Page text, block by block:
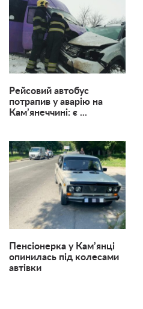
Рейсовий автобус
потрапив у аварію на
Кам’янеччині: є ...
Пенсіонерка у Кам’янці
опинилась під колесами
автівки